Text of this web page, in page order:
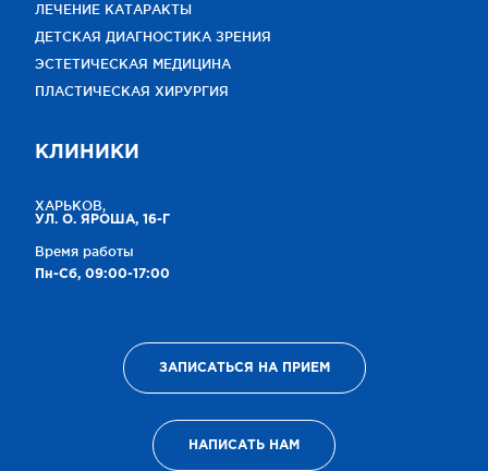
ЛЕЧЕНИЕ КАТАРАКТЫ
ДЕТСКАЯ ДИАГНОСТИКА ЗРЕНИЯ
ЭСТЕТИЧЕСКАЯ МЕДИЦИНА
ПЛАСТИЧЕСКАЯ ХИРУРГИЯ
КЛИНИКИ
ХАРЬКОВ,
УЛ. О. ЯРОША, 16-Г
Время работы
Пн-Сб, 09:00-17:00
ЗАПИСАТЬСЯ НА ПРИЕМ
НАПИСАТЬ НАМ